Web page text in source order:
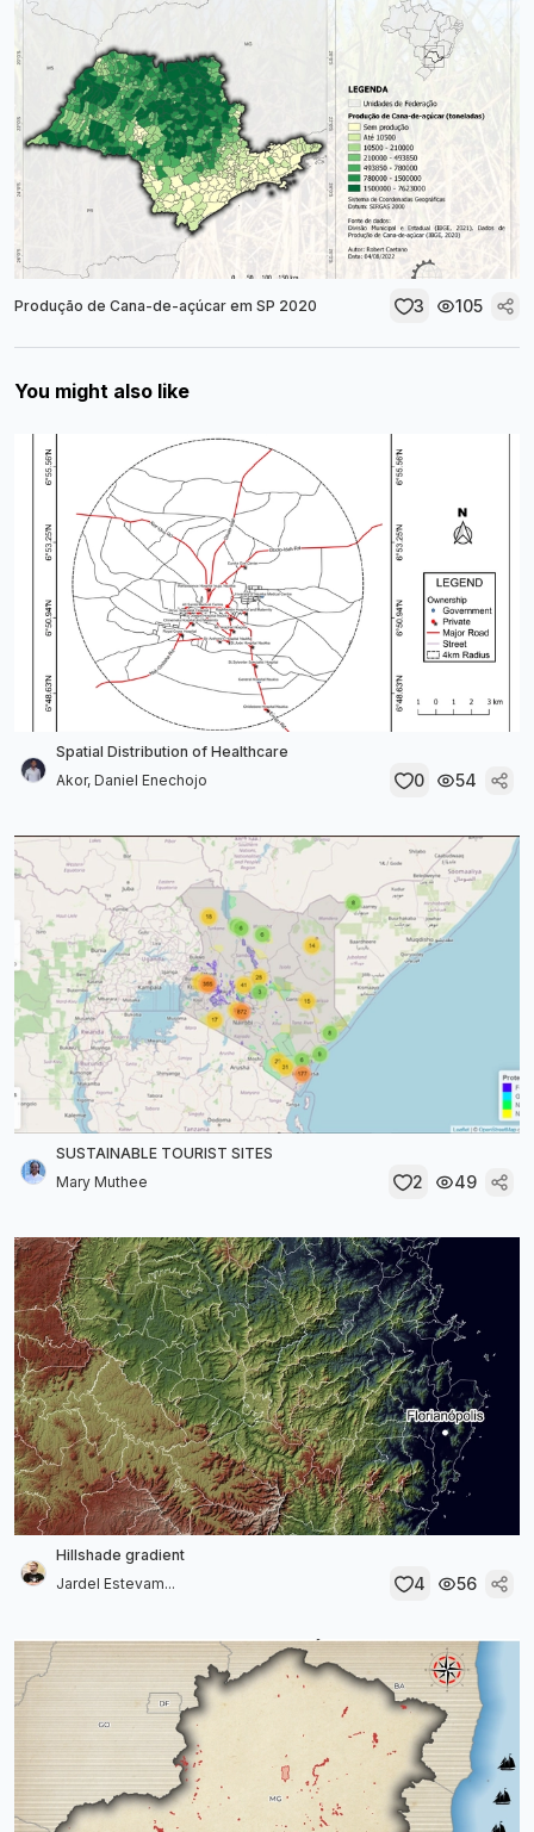
Produção de Cana-de-açúcar em SP 2020 3 105
You might also like
Spatial Distribution of Healthcare
Akor, Daniel Enechojo
0 54
SUSTAINABLE TOURIST SITES
Mary Muthee
2 49
Hillshade gradient
Jardel Estevam...
4 56